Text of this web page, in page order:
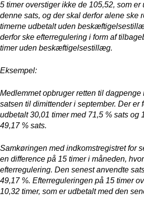
5 timer overstiger ikke de 105,52, som er
denne sats, og der skal derfor alene ske
timerne udbetalt uden
derfor ske efterregulering i form af
timer uden beskæftigelsestillæg.
Eksempel:
Medlemmet opbruger retten til dagpenge
satsen til dimittender i september. Der er
udbetalt 30,01 timer med 71,5 % sats og
49,17 % sats.
Samkøringen med indkomstregistret for
en difference på 15 timer i måneden,
efterregulering. Den senest anvendte
49,17 %. Efterreguleringen på 15 timer
10,32 timer, som er udbetalt med den